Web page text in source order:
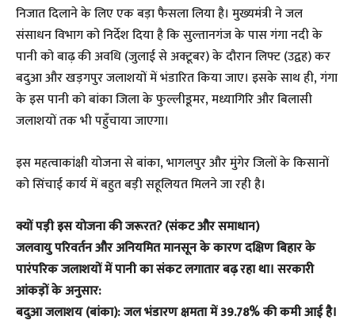
निजात दिलाने के लिए एक बड़ा फैसला लिया है। मुख्यमंत्री ने जल
संसाधन विभाग को निर्देश दिया है कि सुल्तानगंज के पास गंगा नदी के
पानी को बाढ़ की अवधि (जुलाई से अक्टूबर) के दौरान लिफ्ट (उद्वह) कर
बदुआ और खड़गपुर जलाशयों में भंडारित किया जाए। इसके साथ ही, गंगा
के इस पानी को बांका जिला के फुल्लीडूमर, मध्यागिरि और बिलासी
जलाशयों तक भी पहुँचाया जाएगा।
इस महत्वाकांक्षी योजना से बांका, भागलपुर और मुंगेर जिलों के किसानों
को सिंचाई कार्य में बहुत बड़ी सहूलियत मिलने जा रही है।
क्यों पड़ी इस योजना की जरूरत? (संकट और समाधान)
जलवायु परिवर्तन और अनियमित मानसून के कारण दक्षिण बिहार के
पारंपरिक जलाशयों में पानी का संकट लगातार बढ़ रहा था। सरकारी
आंकड़ों के अनुसार:
बदुआ जलाशय (बांका): जल भंडारण क्षमता में 39.78% की कमी आई है।